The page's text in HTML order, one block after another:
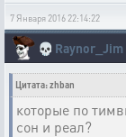
7 Января 2016 22:14:22
💀 Raynor_Jim
Цитата: zhban
которые по
сон и реал?